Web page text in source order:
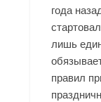
года
лишь
правил